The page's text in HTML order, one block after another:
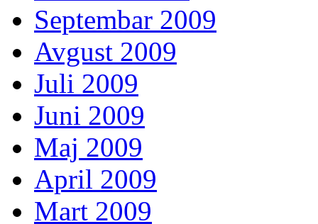
Septembar 2009
Avgust 2009
Juli 2009
Juni 2009
Maj 2009
April 2009
Mart 2009